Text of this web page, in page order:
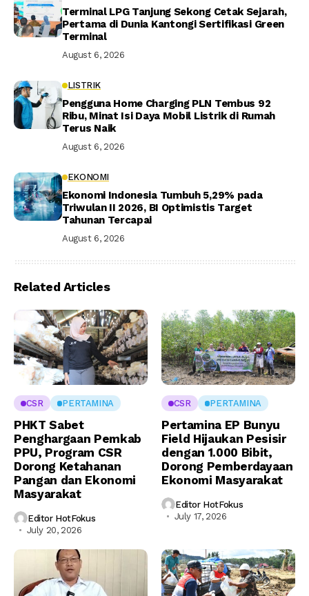
Terminal LPG Tanjung Sekong Cetak Sejarah,
Pertama di Dunia Kantongi Sertifikasi Green
Terminal
August 6, 2026
LISTRIK
Pengguna Home Charging PLN Tembus 92
Ribu, Minat Isi Daya Mobil Listrik di Rumah
Terus Naik
August 6, 2026
EKONOMI
Ekonomi Indonesia Tumbuh 5,29% pada
Triwulan II 2026, BI Optimistis Target
Tahunan Tercapai
August 6, 2026
Related Articles
CSR PERTAMINA
PHKT Sabet
Penghargaan Pemkab
PPU, Program CSR
Dorong Ketahanan
Pangan dan Ekonomi
Masyarakat
Editor HotFokus
July 20, 2026
CSR PERTAMINA
Pertamina EP Bunyu
Field Hijaukan Pesisir
dengan 1.000 Bibit,
Dorong Pemberdayaan
Ekonomi Masyarakat
Editor HotFokus
July 17, 2026